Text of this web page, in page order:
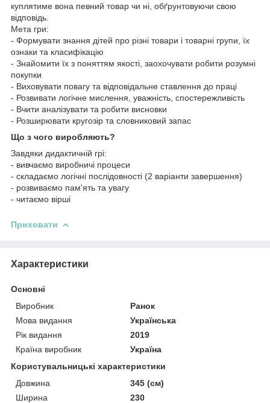
куплятиме вона певний товар чи ні, обґрунтовуючи свою
відповідь.
Мета гри:
- Формувати знання дітей про різні товари і товарні групи, їх
ознаки та класифікацію
- Знайомити їх з поняттям якості, заохочувати робити розумні
покупки
- Виховувати повагу та відповідальне ставлення до праці
- Розвивати логічне мислення, уважність, спостережливість
- Вчити аналізувати та робити висновки
- Розширювати кругозір та словниковий запас
Що з чого виробляють?
Завдяки дидактичній грі:
- вивчаємо виробничі процеси
- складаємо логічні послідовності (2 варіанти завершення)
- розвиваємо пам'ять та увагу
- читаємо вірші
Приховати
Характеристики
Основні
Виробник
Ранок
Мова видання
Українська
Рік видання
2019
Країна виробник
Україна
Користувальницькі характеристики
Довжина
345 (см)
Ширина
230